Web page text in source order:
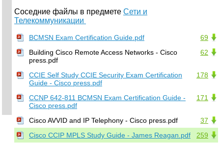
Соседние файлы в предмете Сети и
Телекоммуникации
69
BCMSN Exam Certification Guide.pdf
62
Building Cisco Remote Access Networks - Cisco
press.pdf
178
CCIE Self Study CCIE Security Exam Certification
Guide - Cisco press.pdf
171
CCNP 642-811 BCMSN Exam Certification Guide -
Cisco press.pdf
37
Cisco AVVID and IP Telephony - Cisco press.pdf
259
Cisco CCIP MPLS Study Guide - James Reagan.pdf